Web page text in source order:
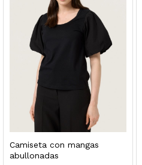
Camiseta con mangas
abullonadas